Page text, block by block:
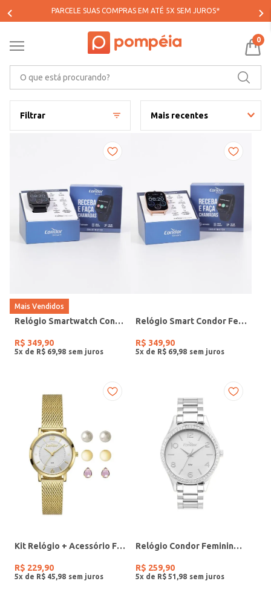
PARCELE SUAS COMPRAS EM ATÉ 5X SEM JUROS*
0
Filtrar Mais recentes
Mais Vendidos
Relógio Smartwatch Condor PRETO
R$ 349,90
5x de R$ 69 98
Relógio Smart Condor Feminino ROSE
R$ 349,90
5x de R$ 69 98
Kit Relógio + Acessório Feminino DOURADO
R$ 229,90
5x de R$ 45 98
Relógio Condor Feminino PRATA
R$ 259,90
5x de R$ 51 98